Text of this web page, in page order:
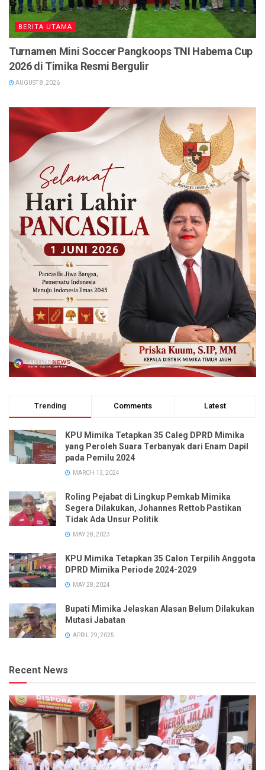
BERITA UTAMA
Turnamen Mini Soccer Pangkoops TNI Habema Cup
2026 di Timika Resmi Bergulir
AUGUST 8, 2026
Trending Comments Latest
KPU Mimika Tetapkan 35 Caleg DPRD Mimika
yang Peroleh Suara Terbanyak dari Enam Dapil
pada Pemilu 2024
MARCH 13, 2024
Roling Pejabat di Lingkup Pemkab Mimika
Segera Dilakukan, Johannes Rettob Pastikan
Tidak Ada Unsur Politik
MAY 28, 2023
KPU Mimika Tetapkan 35 Calon Terpilih Anggota
DPRD Mimika Periode 2024-2029
MAY 28, 2024
Bupati Mimika Jelaskan Alasan Belum Dilakukan
Mutasi Jabatan
APRIL 29, 2025
Recent News